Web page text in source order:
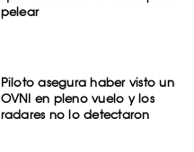
pelear
Piloto asegura haber visto un
OVNI en pleno vuelo y los
radares no lo detectaron